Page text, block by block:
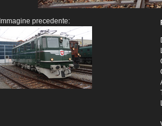
Immagine precedente: